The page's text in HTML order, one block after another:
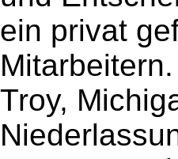
ein privat
Troy,